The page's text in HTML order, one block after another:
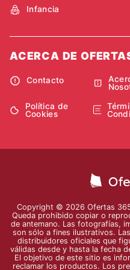
Infancia
ACERCA DE
Contacto
Política de
Cookies
Copyright © 2026 Ofertas
Queda prohibido copiar o
de antemano. Las fotografías,
son sólo a fines ilustrativos.
distribuidores oficiales que
válidas desde y hasta la fecha
El objetivo de este sitio es
reclamar los productos. Los